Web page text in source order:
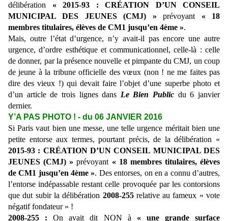
délibération « 2015-93 : CRÉATION D’UN CONSEIL
MUNICIPAL DES JEUNES (CMJ) »prévoyant « 18
membres titulaires, élèves de CM1 jusqu’en 4ème ».
Mais, outre l’état d’urgence, n’y avait-il pas encore une autre
urgence, d’ordre esthétique et communicationnel, celle-là : celle
de donner, par la présence nouvelle et pimpante du CMJ, un coup
de jeune à la tribune officielle des vœux (non ! ne me faites pas
dire des vieux !) qui devait faire l’objet d’une superbe photo et
d’un article de trois lignes dans Le Bien Public du 6 janvier
dernier.
Y’A PAS PHOTO ! - du 06 JANVIER 2016
Si Paris vaut bien une messe, une telle urgence méritait bien une
petite entorse aux termes, pourtant précis, de la délibération «
2015-93 : CRÉATION D’UN CONSEIL MUNICIPAL DES
JEUNES (CMJ) »prévoyant « 18 membres titulaires, élèves
de CM1 jusqu’en 4ème ». Des entorses, on en a connu d’autres,
l’entorse indépassable restant celle provoquée par les contorsions
que dut subir la délibération 2008-255 relative au fameux « vote
négatif fondateur » !
2008-255 :On avait dit NON à « une grande surface